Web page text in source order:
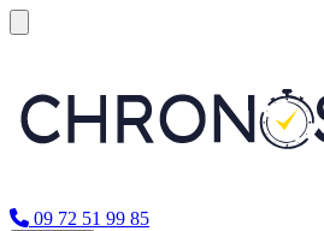
09 72 51 99 85